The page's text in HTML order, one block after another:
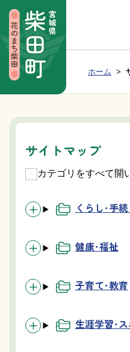
Group NAV 現在位置：
ホーム
サイトマップ
カテゴリをすべて開
くらし・手
健康・福祉
子育て・教育
生涯学習・